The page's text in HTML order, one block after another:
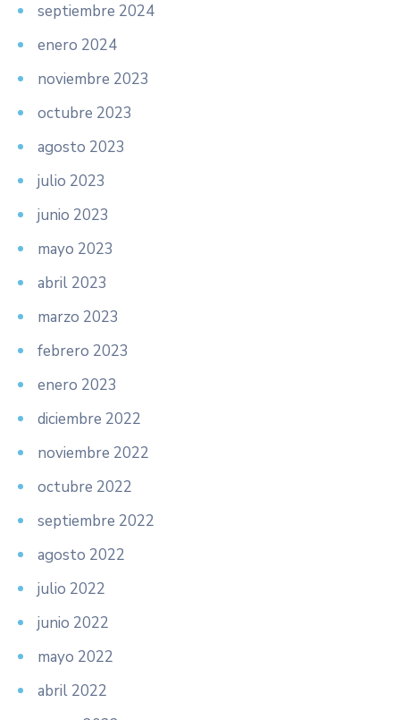
septiembre 2024
enero 2024
noviembre 2023
octubre 2023
agosto 2023
julio 2023
junio 2023
mayo 2023
abril 2023
marzo 2023
febrero 2023
enero 2023
diciembre 2022
noviembre 2022
octubre 2022
septiembre 2022
agosto 2022
julio 2022
junio 2022
mayo 2022
abril 2022